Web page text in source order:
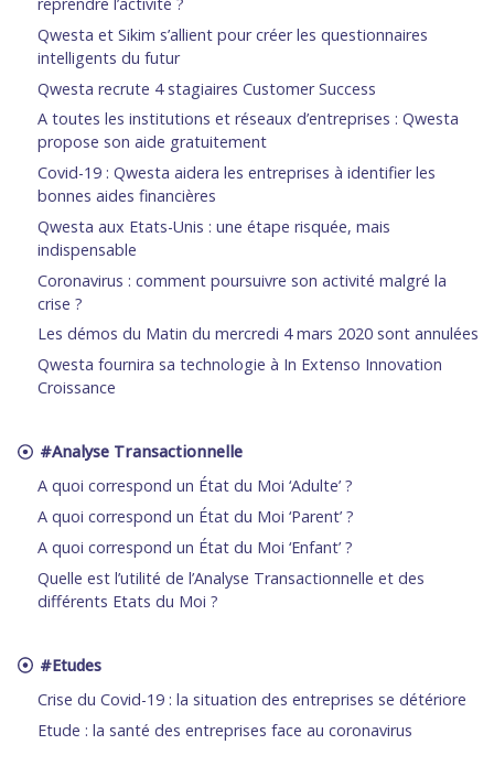
Qwesta et Sikim s’allient pour créer les questionnaires
intelligents du futur
Qwesta recrute 4 stagiaires Customer Success
A toutes les institutions et réseaux d’entreprises : Qwesta
propose son aide gratuitement
Covid-19 : Qwesta aidera les entreprises à identifier les
bonnes aides financières
Qwesta aux Etats-Unis : une étape risquée, mais
indispensable
Coronavirus : comment poursuivre son activité malgré la
crise ?
Les démos du Matin du mercredi 4 mars 2020 sont annulées
Qwesta fournira sa technologie à In Extenso Innovation
Croissance
#Analyse Transactionnelle
A quoi correspond un État du Moi ‘Adulte’ ?
A quoi correspond un État du Moi ‘Parent’ ?
A quoi correspond un État du Moi ‘Enfant’ ?
Quelle est l’utilité de l’Analyse Transactionnelle et des
différents Etats du Moi ?
#Etudes
Crise du Covid-19 : la situation des entreprises se détériore
Etude : la santé des entreprises face au coronavirus